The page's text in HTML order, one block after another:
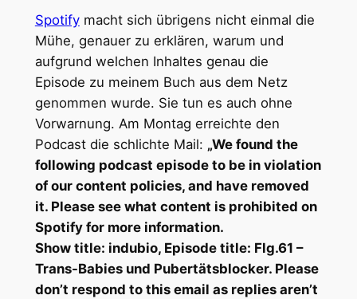
Spotifymacht sich übrigens nicht einmal die
Mühe, genauer zu erklären, warum und
aufgrund welchen Inhaltes genau die
Episode zu meinem Buch aus dem Netz
genommen wurde. Sie tun es auch ohne
Vorwarnung. Am Montag erreichte den
Podcast die schlichte Mail: „We found the
following podcast episode to be in violation
of our content policies, and have removed
it. Please see what content is prohibited on
Spotify for more information.
Show title: indubio, Episode title: Flg.61 –
Trans-Babies und Pubertätsblocker. Please
don’t respond to this email as replies aren’t